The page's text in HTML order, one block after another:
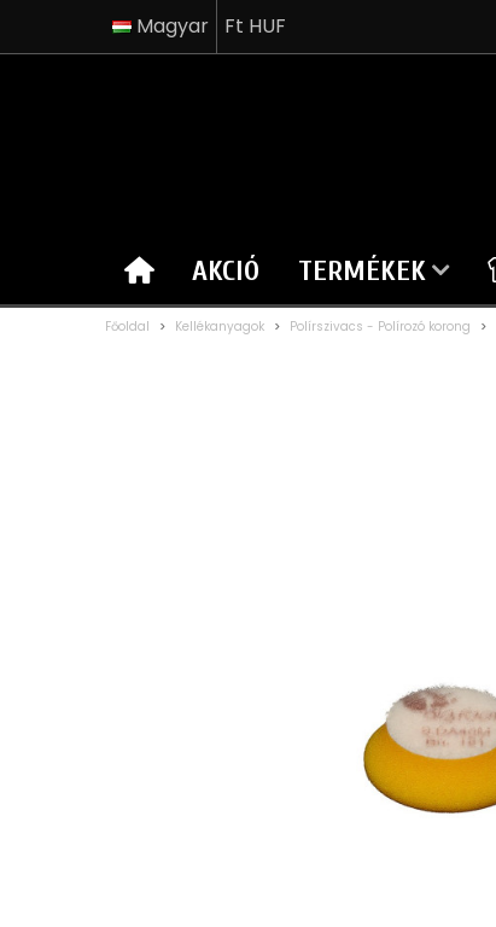
Magyar Ft HUF
AKCIÓ TERMÉKEK
Főoldal > Kellékanyagok > Polírszivacs - Polírozó korong >